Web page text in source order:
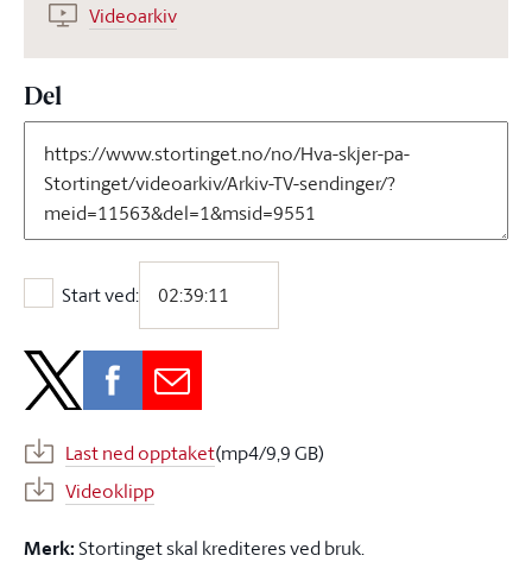
Videoarkiv
Del
Start ved:
Start ved:
Last ned opptaket(mp4/9,9 GB)
Videoklipp
Merk:Stortinget skal krediteres ved bruk.